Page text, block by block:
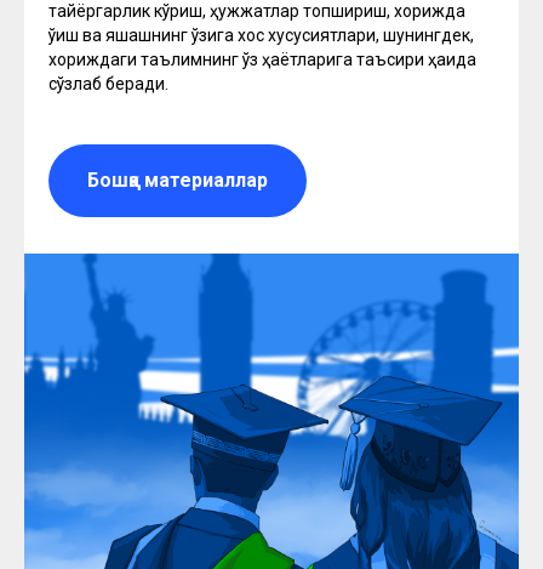
тайёргарлик кўриш, ҳужжатлар топшириш, хорижда
ўқиш ва яшашнинг ўзига хос хусусиятлари, шунингдек,
хориждаги таълимнинг ўз ҳаётларига таъсири ҳақида
сўзлаб беради.
Бошқа материаллар